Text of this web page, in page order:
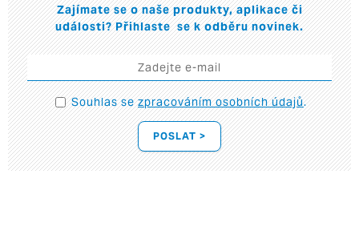
Zajímate se o naše produkty, aplikace či
události? Přihlaste se k odběru novinek.
Souhlas sezpracováním osobních údajů.
POSLAT >